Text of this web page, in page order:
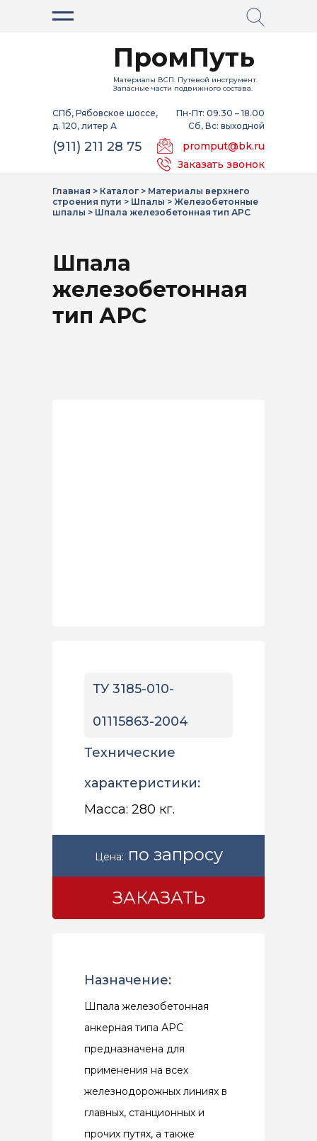
ПромПуть
Материалы ВСП. Путевой инструмент.
Запасные части подвижного состава.
СПб, Рябовское шоссе,
д. 120, литер А
Пн-Пт: 09.30 – 18.00
Сб, Вс: выходной
(911) 211 28 75
promput@bk.ru
Заказать звонок
Главная > Каталог > Материалы верхнего
строения пути > Шпалы > Железобетонные
шпалы > Шпала железобетонная тип АРС
Шпала
железобетонная
тип АРС
ТУ 3185-010-
01115863-2004
Технические
характеристики:
Масса: 280 кг.
Цена: по запросу
ЗАКАЗАТЬ
Назначение:
Шпала железобетонная
анкерная типа АРС
предназначена для
применения на всех
железнодорожных линиях в
главных, станционных и
прочих путях, а также